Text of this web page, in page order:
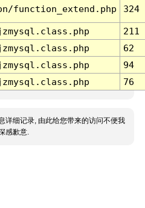
function_extend.php 324
211
62
94
76
详细记录, 由此给您带来的访问不便我
感歉意.